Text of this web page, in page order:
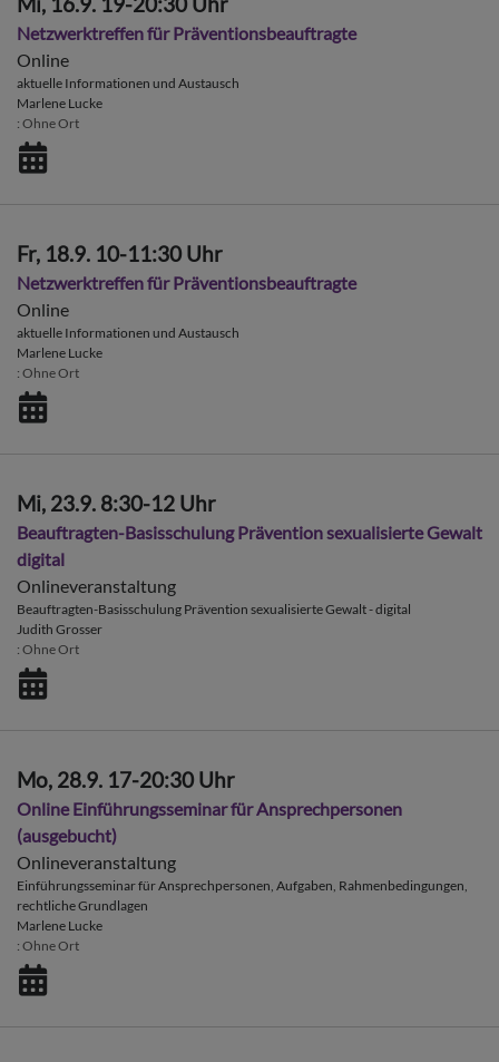
Netzwerktreffen für Präventionsbeauftragte
Online
aktuelle Informationen und Austausch
Marlene Lucke
Ohne Ort
Fr, 18.9. 10-11:30 Uhr
Netzwerktreffen für Präventionsbeauftragte
Online
aktuelle Informationen und Austausch
Marlene Lucke
Ohne Ort
Mi, 23.9. 8:30-12 Uhr
Beauftragten-Basisschulung Prävention sexualisierte Gewalt
digital
Onlineveranstaltung
Beauftragten-Basisschulung Prävention sexualisierte Gewalt - digital
Judith Grosser
Ohne Ort
Mo, 28.9. 17-20:30 Uhr
Online Einführungsseminar für Ansprechpersonen
(ausgebucht)
Onlineveranstaltung
Einführungsseminar für Ansprechpersonen, Aufgaben, Rahmenbedingungen,
rechtliche Grundlagen
Marlene Lucke
Ohne Ort